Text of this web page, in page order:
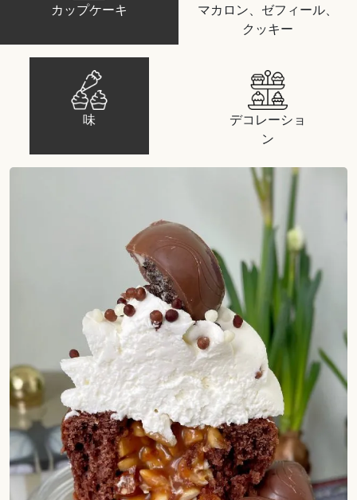
カップケーキ
マカロン、ゼフィール、
クッキー
味
デコレーショ
ン